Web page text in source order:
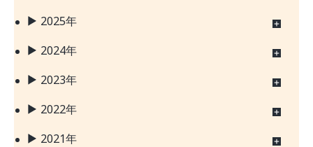
2025年
2024年
2023年
2022年
2021年